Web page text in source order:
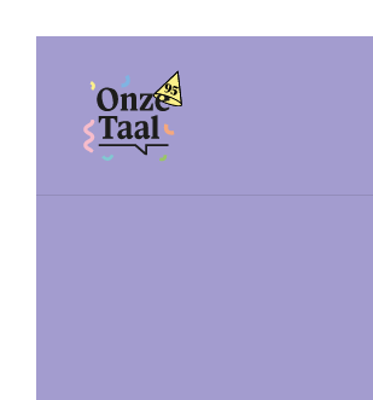
Onze Taal